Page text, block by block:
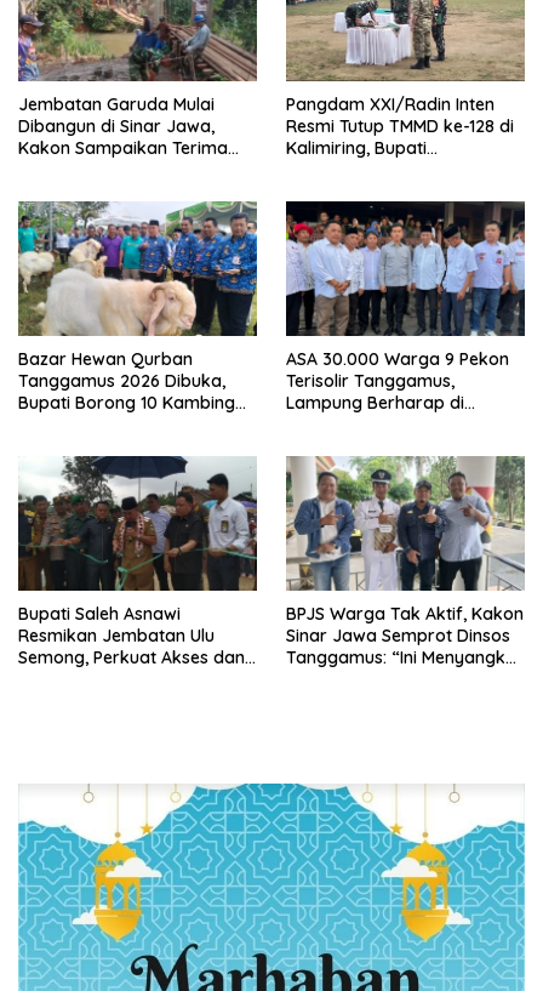
Jembatan Garuda Mulai
Dibangun di Sinar Jawa,
Kakon Sampaikan Terima
Pangdam XXI/Radin Inten
Resmi Tutup TMMD ke-128 di
Kalimiring, Bupati
Bazar Hewan Qurban
Tanggamus 2026 Dibuka,
Bupati Borong 10 Kambing
ASA 30.000 Warga 9 Pekon
Terisolir Tanggamus,
Lampung Berharap di
Bupati Saleh Asnawi
Resmikan Jembatan Ulu
Semong, Perkuat Akses dan
BPJS Warga Tak Aktif, Kakon
Sinar Jawa Semprot Dinsos
Tanggamus: “Ini Menyangkut